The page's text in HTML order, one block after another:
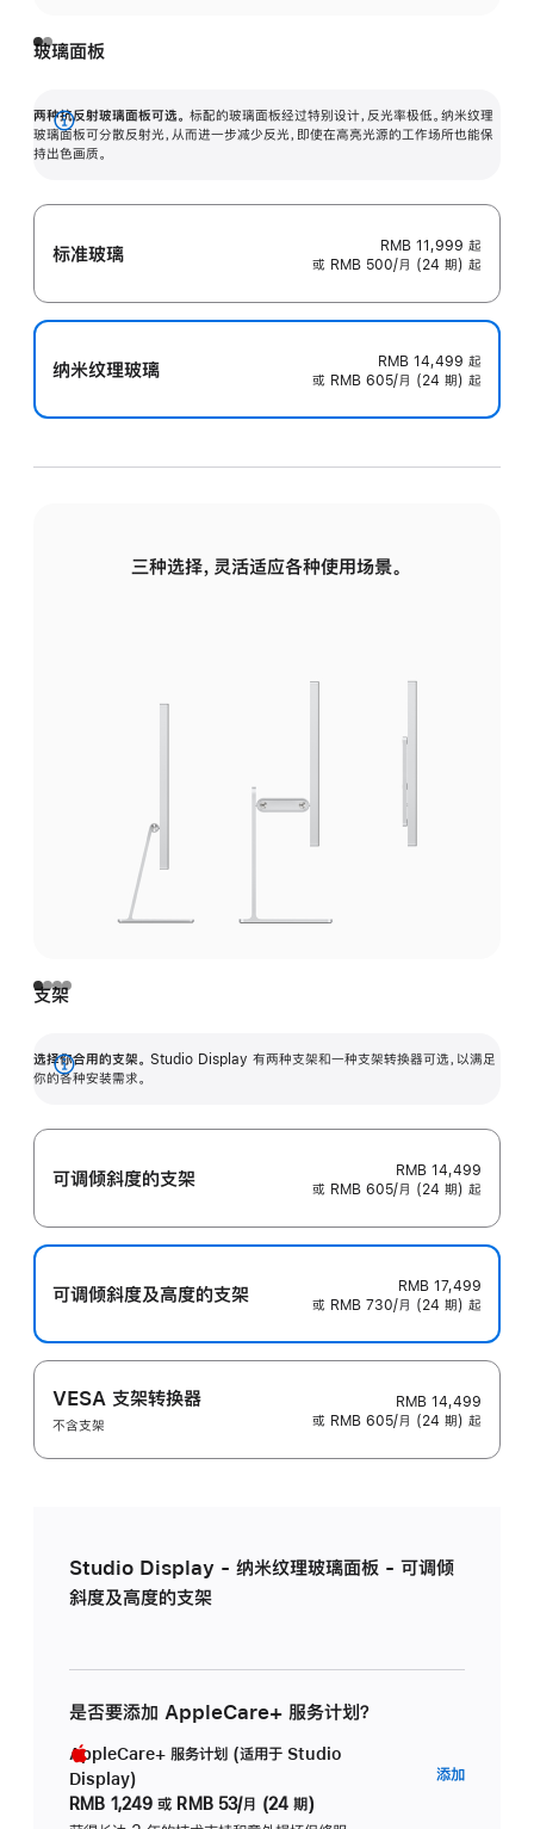
玻璃面板
两种抗反射玻璃面板可选。 标配的玻璃面板经过特别设计，反光率极低。纳米纹理
玻璃面板可分散反射光，从而进一步减少反光，即使在高亮光源的工作场所也能保
持出色画质。
展
开
标准玻璃 RMB 11,999 起
或 RMB 500/月 (24 期) 起
纳米纹理玻璃 RMB 14,499 起
或 RMB 605/月 (24 期) 起
三种选择，灵活适应各种使用场景。
支架
选择你合用的支架。 Studio Display 有两种支架和一种支架转换器可选，以满足
你的各种安装需求。
展
可调倾斜度的支架
RMB 14,499
或 RMB 605/月 (24 期) 起
可调倾斜度及高‍度的支‍架
RMB 17,499
或 RMB 730/月 (24 期) 起
VESA 支架转换器
不含支架
RMB 14,499
或 RMB 605/月 (24 期) 起
Studio Display - 纳米纹理玻璃面板 - 可调倾
斜度及高度的支架
是否要添加 AppleCare+ 服务计划？
AppleCare+ 服务计划 (适用于 Studio
Display)
RMB 1,249 或 RMB 53/月 (24 期)
添加